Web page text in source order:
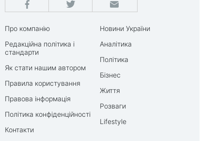
Про компанію
Редакційна політика і
стандарти
Як стати нашим автором
Правила користування
Правова інформація
Політика конфіденційності
Контакти
Новини України
Аналітика
Політика
Бізнес
Життя
Розваги
Lifestyle